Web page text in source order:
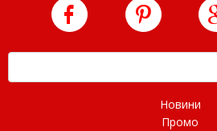
Новини
Промо